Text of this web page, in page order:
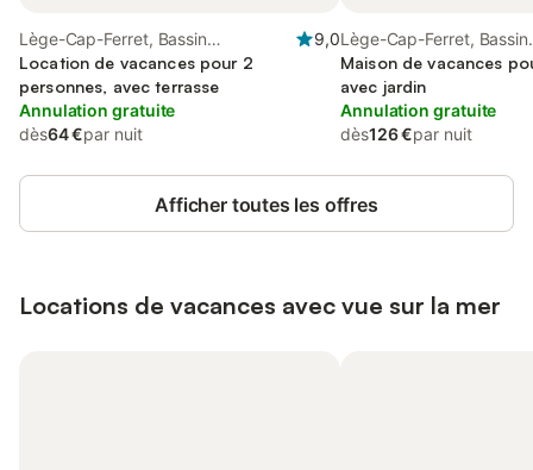
Lège-Cap-Ferret, Bassin
d'Arcachon
9,0
Location de vacances pour 2
personnes, avec terrasse
Annulation gratuite
dès64 €par nuit
Lège-Cap-Ferret, Bassin
d'Arcachon
Maison de vacances
avec jardin
Annulation gratuite
dès126 €par nuit
Afficher toutes les offres
Locations de vacances avec vue sur la mer